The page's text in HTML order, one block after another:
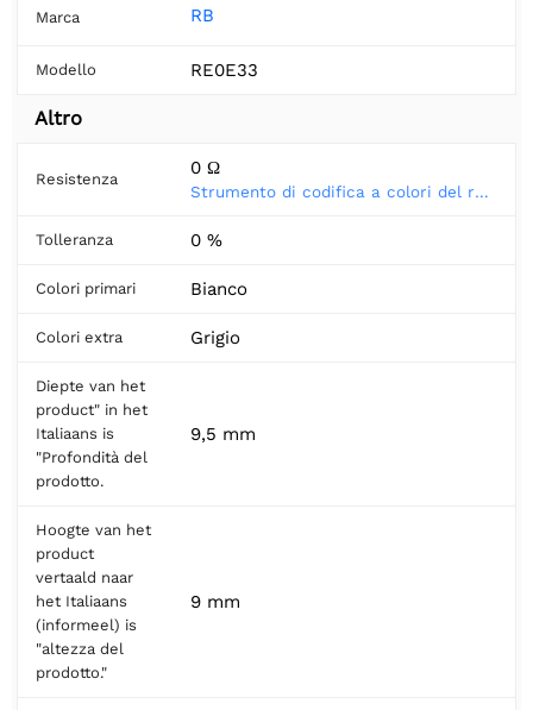
Marca RB
Modello RE0E33
Altro
Resistenza
0 Ω
Strumento di codifica a colori del resistore
Tolleranza 0 %
Colori primari Bianco
Colori extra Grigio
Diepte van het
product" in het
Italiaans is
"Profondità del
prodotto.
9,5 mm
Hoogte van het
product
vertaald naar
het Italiaans
(informeel) is
"altezza del
prodotto."
9 mm